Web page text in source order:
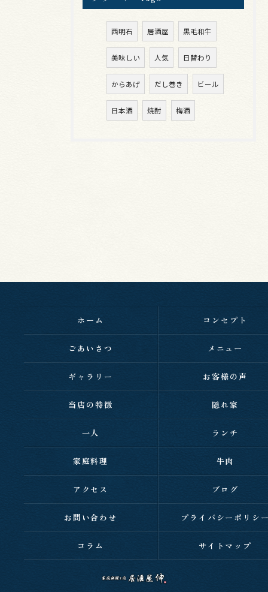
西明石 居酒屋 黒毛和牛
美味しい 人気 日替わり
からあげ だし巻き ビール
日本酒 焼酎 梅酒
ホーム コンセプト
ごあいさつ メニュー
ギャラリー お客様の声
当店の特徴 隠れ家
一人 ランチ
家庭料理 牛肉
アクセス ブログ
お問い合わせ プライバシーポリシ
コラム サイトマップ